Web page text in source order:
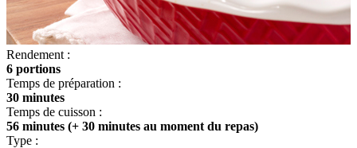
Rendement :
6 portions
Temps de préparation :
30 minutes
Temps de cuisson :
56 minutes (+ 30 minutes au moment du repas)
Type :